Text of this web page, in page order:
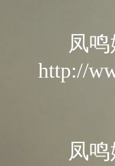
凤
http://
凤